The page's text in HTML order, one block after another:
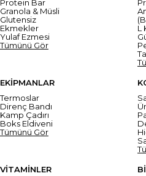
Protein Bar
Granola & Müsli
Glutensiz
Ekmekler
Yulaf Ezmesi
Tümünü Gör
L
EKİPMANLAR
Termoslar
Direnç Bandı
Kamp Çadırı
Boks Eldiveni
Tümünü Gör
VİTAMİNLER